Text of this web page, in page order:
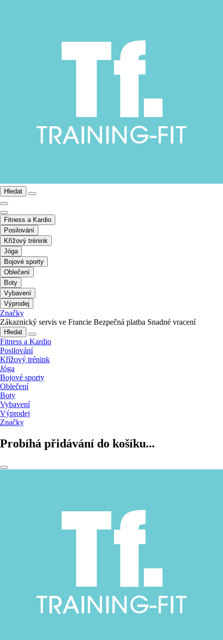
Hledat
Fitness a Kardio
Posilování
Křížový trénink
Jóga
Bojové sporty
Oblečení
Boty
Vybavení
Výprodej
Značky
Zákaznický servis ve Francie Bezpečná platba Snadné vracení
Hledat
Fitness a Kardio
Posilování
Křížový trénink
Jóga
Bojové sporty
Oblečení
Boty
Vybavení
Výprodej
Značky
Probíhá přidávání do košíku...